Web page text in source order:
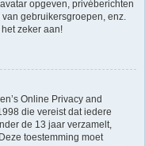
opgeven, privéberichten
gebruikersgroepen, enz.
zeker aan!
Online Privacy and
die vereist dat iedere
de 13 jaar verzamelt,
toestemming moet